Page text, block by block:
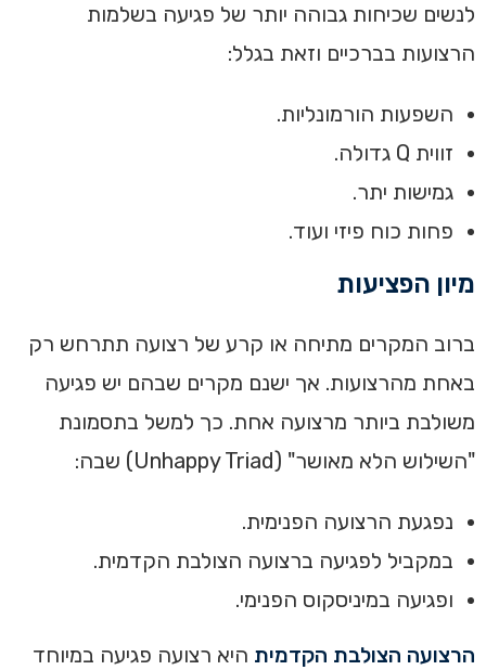
לנשים שכיחות גבוהה יותר של פגיעה בשלמות
הרצועות בברכיים וזאת בגלל:
השפעות הורמונליות.
זווית Q גדולה.
גמישות יתר.
פחות כוח פיזי ועוד.
מיון הפציעות
ברוב המקרים מתיחה או קרע של רצועה תתרחש רק
באחת מהרצועות. אך ישנם מקרים שבהם יש פגיעה
משולבת ביותר מרצועה אחת. כך למשל בתסמונת
"השילוש הלא מאושר" (Unhappy Triad) שבה:
נפגעת הרצועה הפנימית.
במקביל לפגיעה ברצועה הצולבת הקדמית.
ופגיעה במיניסקוס הפנימי.
הרצועה הצולבת הקדמית היא רצועה פגיעה במיוחד